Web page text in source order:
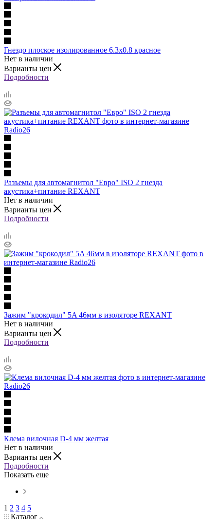
Гнездо плоское изолированное 6.3х0.8 красное
Нет в наличии
Варианты цен
Подробности
Разъемы для автомагнитол "Евро" ISO 2 гнезда
акустика+питание REXANT
Нет в наличии
Варианты цен
Подробности
Зажим "крокодил" 5A 46мм в изоляторе REXANT
Нет в наличии
Варианты цен
Подробности
Клема вилочная D-4 мм желтая
Нет в наличии
Варианты цен
Подробности
Показать еще
1 2 3 4 5
Каталог